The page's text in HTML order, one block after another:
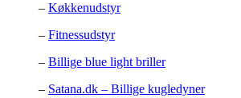
– Køkkenudstyr
– Fitnessudstyr
– Billige blue light briller
– Satana.dk – Billige kugledyner